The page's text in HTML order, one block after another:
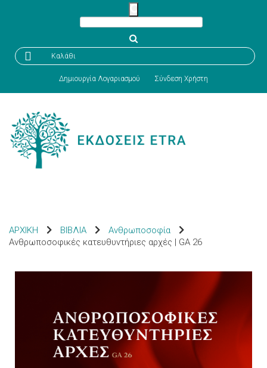
 Καλάθι
Δημιουργία Λογαριασμού Σύνδεση Χρήστη
ΑΡΧΙΚΗ ΒΙΒΛΙΑ
Ανθρωποσοφία
Ανθρωποσοφικές κατευθυντήριες αρχές | GA 26